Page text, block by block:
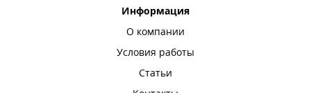
Информация
О компании
Условия работы
Статьи